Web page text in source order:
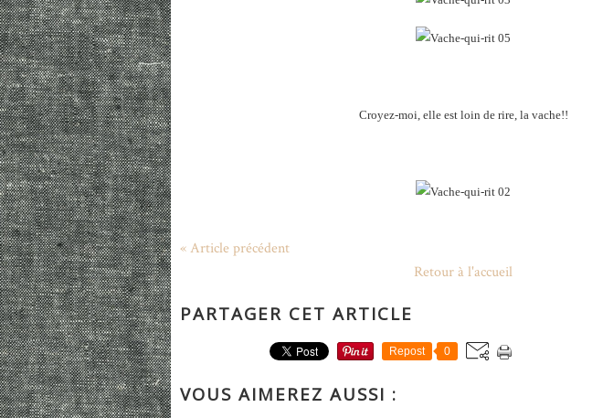
Croyez-moi, elle est loin de rire, la vache!!
« Article précédent
Retour à l'accueil
PARTAGER CET ARTICLE
Repost 0
VOUS AIMEREZ AUSSI :